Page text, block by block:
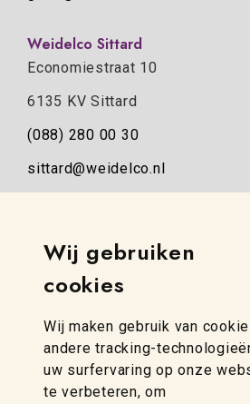
Wij gebruiken
cookies
Wij maken gebruik van
andere tracking-
uw surfervaring op onze
te verbeteren, om
Weidelco Sittard
Economiestraat 10
6135 KV Sittard
(088) 280 00 30
sittard@weidelco.nl
Simon Stevinweg 8
8013 NB Zwolle
zwolle@weidelco.nl